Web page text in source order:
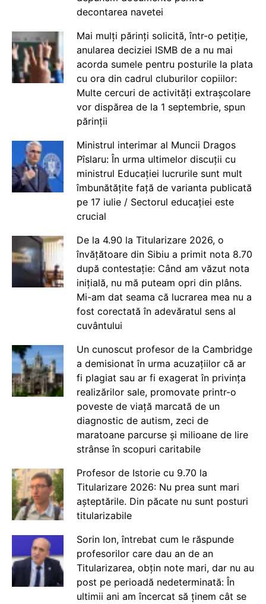
decontarea navetei
Mai mulți părinți solicită, într-o petiție,
anularea deciziei ISMB de a nu mai
acorda sumele pentru posturile la plata
cu ora din cadrul cluburilor copiilor:
Multe cercuri de activități extrașcolare
vor dispărea de la 1 septembrie, spun
părinții
Ministrul interimar al Muncii Dragos
Pîslaru: În urma ultimelor discuții cu
ministrul Educației lucrurile sunt mult
îmbunătățite față de varianta publicată
pe 17 iulie / Sectorul educației este
crucial
De la 4.90 la Titularizare 2026, o
învățătoare din Sibiu a primit nota 8.70
după contestație: Când am văzut nota
inițială, nu mă puteam opri din plâns.
Mi-am dat seama că lucrarea mea nu a
fost corectată în adevăratul sens al
cuvântului
Un cunoscut profesor de la Cambridge
a demisionat în urma acuzațiilor că ar
fi plagiat sau ar fi exagerat în privința
realizărilor sale, promovate printr-o
poveste de viață marcată de un
diagnostic de autism, zeci de
maratoane parcurse și milioane de lire
strânse în scopuri caritabile
Profesor de Istorie cu 9.70 la
Titularizare 2026: Nu prea sunt mari
așteptările. Din păcate nu sunt posturi
titularizabile
Sorin Ion, întrebat cum le răspunde
profesorilor care dau an de an
Titularizarea, obțin note mari, dar nu au
post pe perioadă nedeterminată: În
ultimii ani am încercat să ținem cât se